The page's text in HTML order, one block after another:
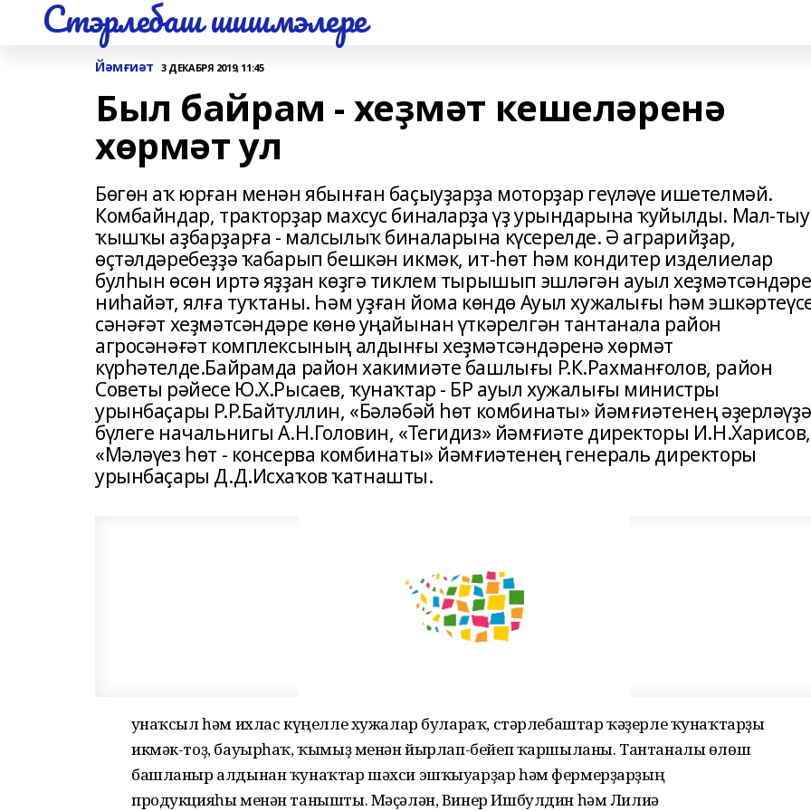
Стэрлебаш шишмэлере
Йәмғиәт 3 ДЕКАБРЯ 2019, 11:45
Был байрам - хеҙмәт кешеләренә
хөрмәт ул
Бөгөн аҡ юрған менән ябынған баҫыуҙарҙа моторҙар геүләүе ишетелмәй.
Комбайндар, тракторҙар махсус биналарҙа үҙ урындарына ҡуйылды. Мал-
ҡышҡы аҙбарҙарға - малсылыҡ биналарына күсерелде. Ә аграрийҙар,
өҫтәлдәребеҙҙә ҡабарып бешкән икмәк, ит-һөт һәм кондитер изделиелар
булһын өсөн иртә яҙҙан көҙгә тиклем тырышып эшләгән ауыл
ниһайәт, ялға туҡтаны. Һәм уҙған йома көндө Ауыл хужалығы һәм
сәнәғәт хеҙмәтсәндәре көнө уңайынан үткәрелгән тантанала район
агросәнәғәт комплексының алдынғы хеҙмәтсәндәренә хөрмәт
күрһәтелде.Байрамда район хакимиәте башлығы Р.К.Рахманғолов, район
Советы рәйесе Ю.Х.Рысаев, ҡунаҡтар - БР ауыл хужалығы министры
урынбаҫары Р.Р.Байтуллин, «Бәләбәй һөт комбинаты» йәмғиәтенең
бүлеге начальнигы А.Н.Головин, «Тегидиз» йәмғиәте директоры И.Н.Харисов,
«Мәләүез һөт - консерва комбинаты» йәмғиәтенең генераль директоры
урынбаҫары Д.Д.Исхаҡов ҡатнашты.
Ҡунаҡсыл һәм ихлас күңелле хужалар булараҡ, стәрлебаштар ҡәҙерле ҡунаҡтарҙы
икмәк-тоҙ, бауырһаҡ, ҡымыҙ менән йырлап-бейеп ҡаршыланы. Тантаналы өлөш
башланыр алдынан ҡунаҡтар шәхси эшҡыуарҙар һәм фермерҙарҙың
продукцияһы менән танышты. Мәҫәлән, Винер Ишбулдин һәм Лилиә